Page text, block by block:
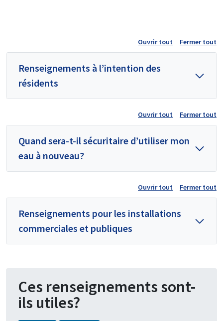
Ouvrir tout Fermer tout
Renseignements à l’intention des
résidents
Ouvrir tout Fermer tout
Quand sera-t-il sécuritaire d’utiliser mon
eau à nouveau?
Ouvrir tout Fermer tout
Renseignements pour les installations
commerciales et publiques
Ces renseignements sont-
ils utiles?